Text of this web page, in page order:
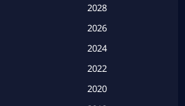
Story สร้างจากเรื่องจริง(2)
2028
2026
2024
2022
2020